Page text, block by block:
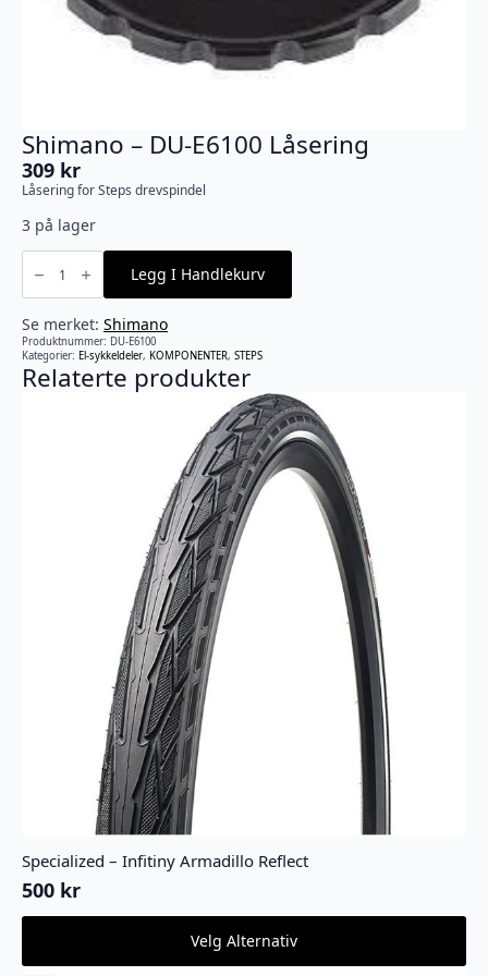
Shimano – DU-E6100 Låsering
309 kr
Låsering for Steps drevspindel
3 på lager
Shimano
DU-
E6100
antall
Legg I Handlekurv
Se merket: Shimano
Produktnummer: DU-E6100
Kategorier: El-sykkeldeler, KOMPONENTER, STEPS
Relaterte produkter
Specialized – Infitiny Armadillo Reflect
500 kr
Velg Alternativ
Dette
har